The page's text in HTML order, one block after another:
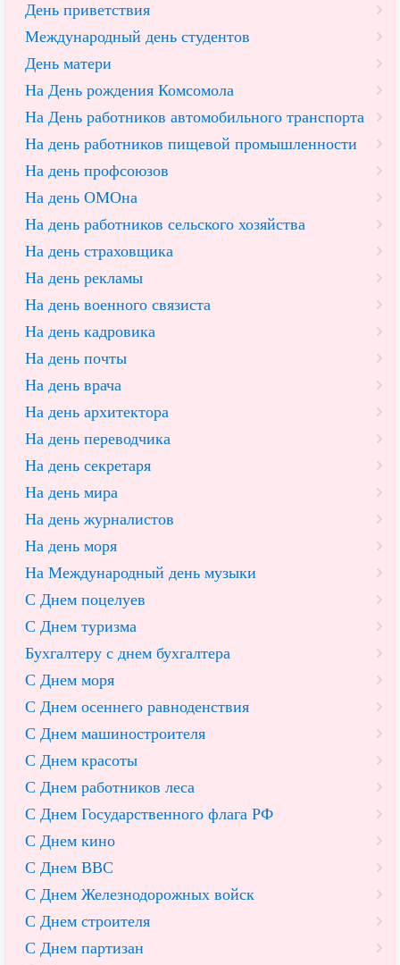
День приветствия
Международный день студентов
День матери
На День рождения Комсомола
На День работников автомобильного транспорта
На день работников пищевой промышленности
На день профсоюзов
На день ОМОна
На день работников сельского хозяйства
На день страховщика
На день рекламы
На день военного связиста
На день кадровика
На день почты
На день врача
На день архитектора
На день переводчика
На день секретаря
На день мира
На день журналистов
На день моря
На Международный день музыки
С Днем поцелуев
С Днем туризма
Бухгалтеру с днем бухгалтера
С Днем моря
С Днем осеннего равноденствия
С Днем машиностроителя
С Днем красоты
С Днем работников леса
С Днем Государственного флага РФ
С Днем кино
С Днем ВВС
С Днем Железнодорожных войск
С Днем строителя
С Днем партизан